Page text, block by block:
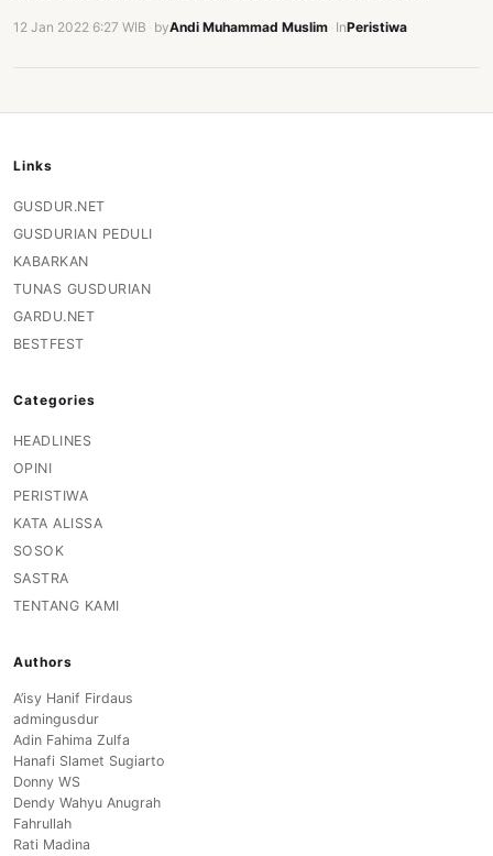
12 Jan 2022 6:27 WIB byAndi Muhammad Muslim InPeristiwa
Links
GUSDUR.NET
GUSDURIAN PEDULI
KABARKAN
TUNAS GUSDURIAN
GARDU.NET
BESTFEST
Categories
HEADLINES
OPINI
PERISTIWA
KATA ALISSA
SOSOK
SASTRA
TENTANG KAMI
Authors
A’isy Hanif Firdaus
admingusdur
Adin Fahima Zulfa
Hanafi Slamet Sugiarto
Donny WS
Dendy Wahyu Anugrah
Fahrullah
Rati Madina